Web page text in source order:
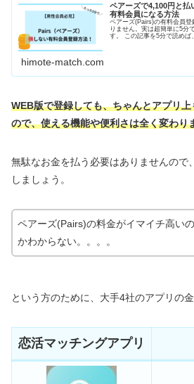
ペアーズで4,100円と払
有料会員になる方法
ペアーズ(Pairs)の有料会員
りません。実は超簡単に5分
す。 この記事を5分で読めば
himote-match.com
WEB版で登録しても、ちゃんとアプリ
ので、使える機能や便利さは全く変わり
無駄なお金を払う必要はありませんので
しましょう。
ペアーズ(Pairs)の料金がイマイチ高い
かわからない。。。。
という方のために、大手4社のアプリの
恋活マッチングアプリ